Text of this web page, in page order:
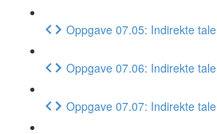
Oppgave 07.05: Indirekte tale
Oppgave 07.06: Indirekte tale
Oppgave 07.07: Indirekte tale